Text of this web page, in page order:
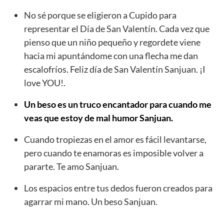
No sé porque se eligieron a Cupido para
representar el Día de San Valentín. Cada vez que
pienso que un niño pequeño y regordete viene
hacia mi apuntándome con una flecha me dan
escalofríos. Feliz día de San Valentín Sanjuan. ¡I
love YOU!.
Un beso es un truco encantador para cuando me
veas que estoy de mal humor Sanjuan.
Cuando tropiezas en el amor es fácil levantarse,
pero cuando te enamoras es imposible volver a
pararte. Te amo Sanjuan.
Los espacios entre tus dedos fueron creados para
agarrar mi mano. Un beso Sanjuan.